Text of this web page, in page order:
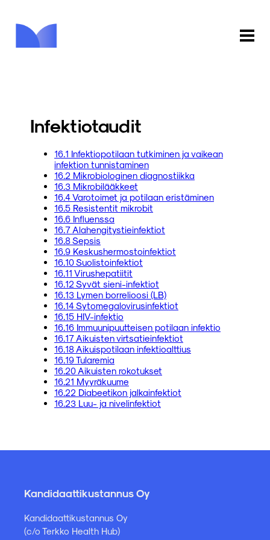
PALAUTE
Infektiotaudit
16.1 Infektiopotilaan tutkiminen ja vaikean
infektion tunnistaminen
16.2 Mikrobiologinen diagnostiikka
16.3 Mikrobilääkkeet
16.4 Varotoimet ja potilaan eristäminen
16.5 Resistentit mikrobit
16.6 Influenssa
16.7 Alahengitystieinfektiot
16.8 Sepsis
16.9 Keskushermostoinfektiot
16.10 Suolistoinfektiot
16.11 Virushepatiitit
16.12 Syvät sieni-infektiot
16.13 Lymen borrelioosi (LB)
16.14 Sytomegalovirusinfektiot
16.15 HIV-infektio
16.16 Immuunipuutteisen potilaan infektio
16.17 Aikuisten virtsatieinfektiot
16.18 Aikuispotilaan infektioalttius
16.19 Tularemia
16.20 Aikuisten rokotukset
16.21 Myyräkuume
16.22 Diabeetikon jalkainfektiot
16.23 Luu- ja nivelinfektiot
Kandidaattikustannus Oy
Kandidaattikustannus Oy
(c/o Terkko Health Hub)